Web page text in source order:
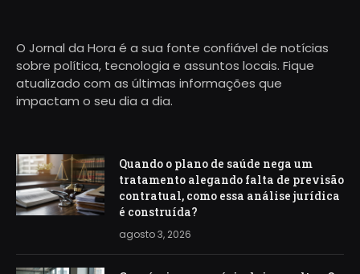
O Jornal da Hora é a sua fonte confiável de notícias
sobre política, tecnologia e assuntos locais. Fique
atualizado com as últimas informações que
impactam o seu dia a dia.
Quando o plano de saúde nega um
tratamento alegando falta de previsão
contratual, como essa análise jurídica
é construída?
agosto 3, 2026